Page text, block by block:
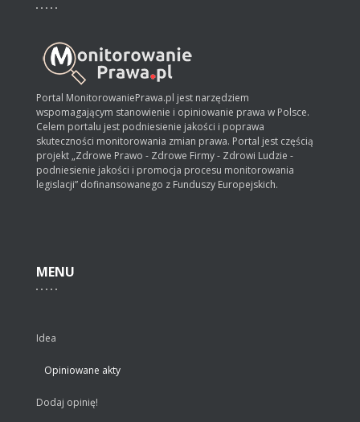
Portal MonitorowaniePrawa.pl jest narzędziem
wspomagającym stanowienie i opiniowanie prawa w Polsce.
Celem portalu jest podniesienie jakości i poprawa
skuteczności monitorowania zmian prawa. Portal jest częścią
projekt „Zdrowe Prawo - Zdrowe Firmy - Zdrowi Ludzie -
podniesienie jakości i promocja procesu monitorowania
legislacji” dofinansowanego z Funduszy Europejskich.
MENU
Idea
Opiniowane akty
Dodaj opinię!